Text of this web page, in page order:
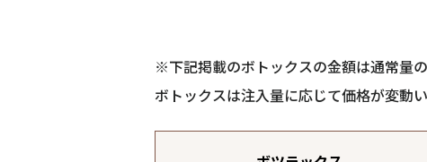
※下記掲載のボトックスの金額は通常量の
ボトックスは注入量に応じて価格が変動い